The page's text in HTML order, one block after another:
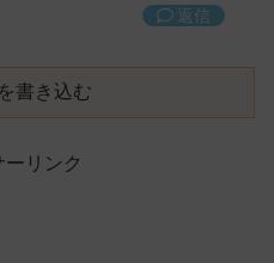
返信
書き込む
ーリンク